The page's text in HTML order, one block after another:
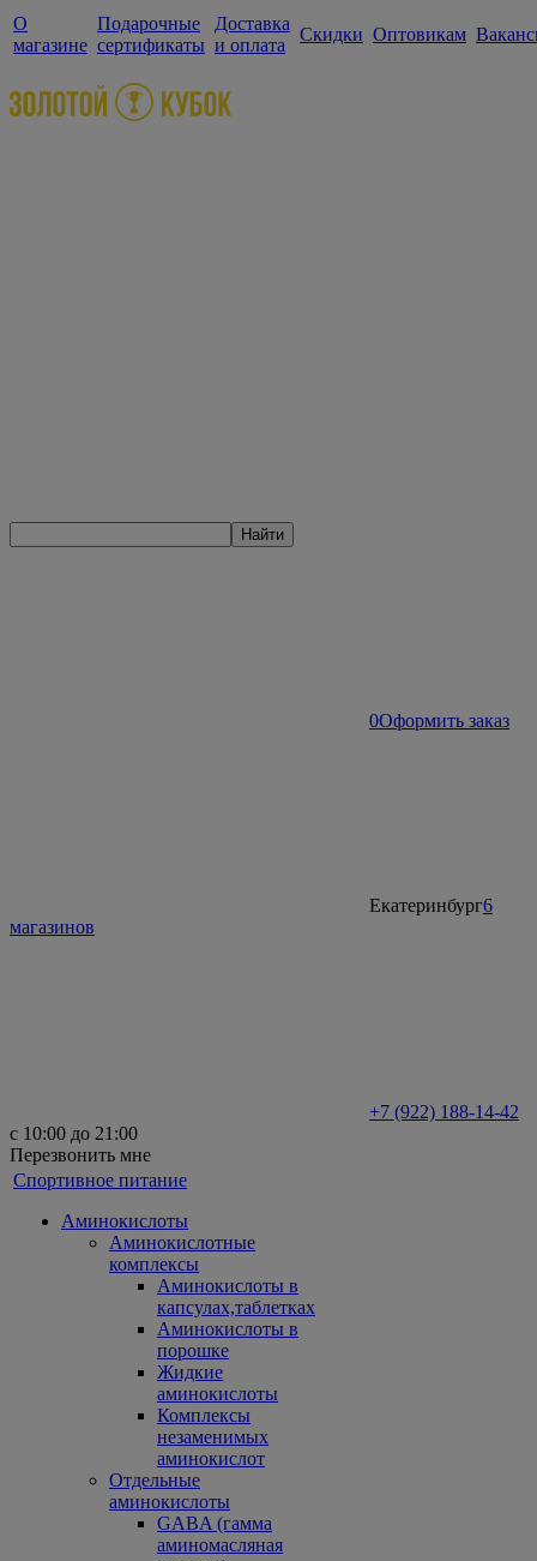
О
магазине
Подарочные
сертификаты
Доставка
и оплата
Скидки Оптовикам
Найти
0Оформить заказ
Екатеринбург6
магазинов
+7 (922) 188-14-42
с 10:00 до 21:00
Перезвонить мне
Спортивное питание
Аминокислоты
Аминокислотные
комплексы
Аминокислоты в
капсулах,таблетках
Аминокислоты в
порошке
Жидкие
аминокислоты
Комплексы
незаменимых
аминокислот
Отдельные
аминокислоты
GABA (гамма
аминомасляная